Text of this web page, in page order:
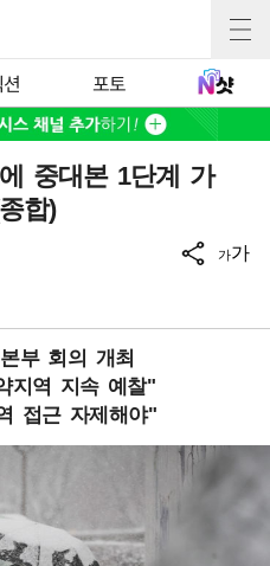
포토
중대본 1단계 가
합)
가가
부 회의 개최
지역 지속 예찰"
접근 자제해야"